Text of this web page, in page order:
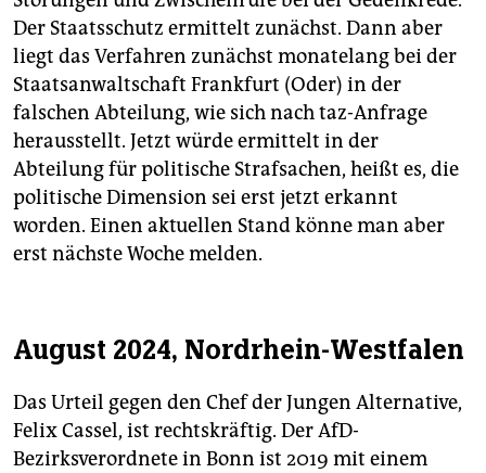
Der Staatsschutz ermittelt zunächst. Dann aber
liegt das Verfahren zunächst monatelang bei der
Staatsanwaltschaft Frankfurt (Oder) in der
falschen Abteilung, wie sich nach taz-Anfrage
herausstellt. Jetzt würde ermittelt in der
Abteilung für politische Strafsachen, heißt es, die
politische Dimension sei erst jetzt erkannt
worden. Einen aktuellen Stand könne man aber
erst nächste Woche melden.
August 2024, Nordrhein-Westfalen
Das Urteil gegen den Chef der Jungen Alternative,
Felix Cassel, ist rechtskräftig. Der AfD-
Bezirksverordnete in Bonn ist 2019 mit einem